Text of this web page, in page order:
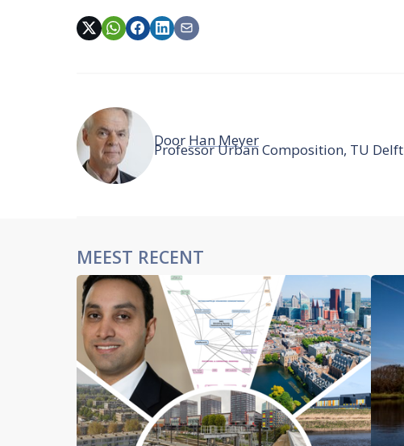
Door Han Meyer
Professor Urban Composition, TU Delft
MEEST RECENT